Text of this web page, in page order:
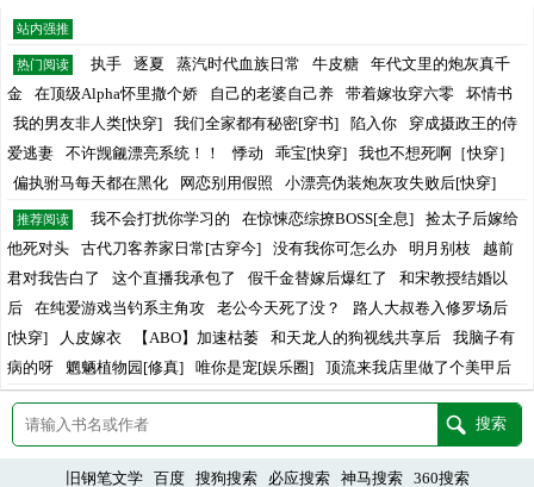
站内强推
热门阅读 执手 逐夏 蒸汽时代血族日常 牛皮糖
年代文里的炮灰真千
金
在顶级Alpha怀里撒个娇 自己的老婆自己养 带着嫁妆穿六零
坏情书
我的男友非人类[快穿]
我们全家都有秘密[穿书] 陷入你
穿成摄政王的侍
爱逃妻
不许觊觎漂亮系统！！ 悸动 乖宝[快穿]
我也不想死啊［快穿］
偏执驸马每天都在黑化
网恋别用假照 小漂亮伪装炮灰攻失败后[快穿]
推荐阅读 我不会打扰你学习的 在惊悚恋综撩BOSS[全息]
捡太子后嫁给
他死对头
古代刀客养家日常[古穿今] 没有我你可怎么办 明月别枝
越前
君对我告白了
这个直播我承包了 假千金替嫁后爆红了
和宋教授结婚以
后
在纯爱游戏当钓系主角攻 老公今天死了没？
路人大叔卷入修罗场后
[快穿]
人皮嫁衣 【ABO】加速枯萎 和天龙人的狗视线共享后
我脑子有
病的呀
魍魉植物园[修真] 唯你是宠[娱乐圈] 顶流来我店里做了个美甲后
旧钢笔文学 百度 搜狗搜索 必应搜索 神马搜索 360搜索